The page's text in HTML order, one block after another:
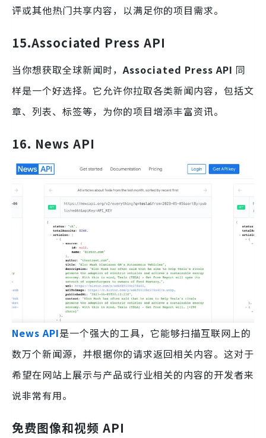
评或其他热门共享内容，以满足你的项目需求。
15.Associated Press API
当你想获取全球新闻时，Associated Press API 同
样是一个好选择。它允许你拉取各类新闻内容，包括文
章、列表、标签等，为你的项目增添丰富资讯。
16. News API
News API是一个强大的工具，它能够扫描互联网上的
数万个新闻源，并根据你的请求返回相关内容。这对于
希望在网站上展示与产品或行业相关的内容的开发者来
说非常有用。
免费图像和视频 API